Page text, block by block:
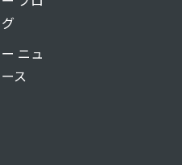
グ
ー ニュ
ース